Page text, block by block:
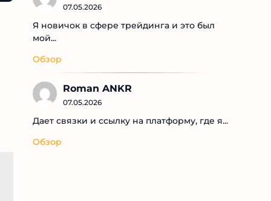
07.05.2026
Я новичок в сфере трейдинга и это был
мой...
Обзор
Roman ANKR
07.05.2026
Дает связки и ссылку на платформу, где я...
Обзор